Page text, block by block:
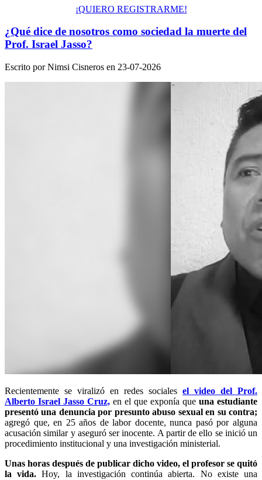
¡QUIERO REGISTRARME!
¿Qué dice de nosotros como sociedad la muerte del
Prof. Israel Jasso?
Escrito por Nimsi Cisneros en 23-07-2026
Recientemente se viralizó en redes sociales el video del Prof.
Alberto Israel Jasso Cruz, en el que exponía que una estudiante
presentó una denuncia por presunto abuso sexual en su contra;
agregó que, en 25 años de labor docente, nunca pasó por alguna
acusación similar y aseguró ser inocente. A partir de ello se inició un
procedimiento institucional y una investigación ministerial.
Unas horas después de publicar dicho video, el profesor se quitó
la vida. Hoy, la investigación continúa abierta. No existe una